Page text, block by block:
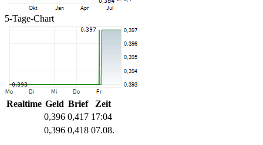
5-Tage-Chart
Realtime Geld Brief
Zeit
0,396 0,417 17:04
0,396 0,418 07.08.